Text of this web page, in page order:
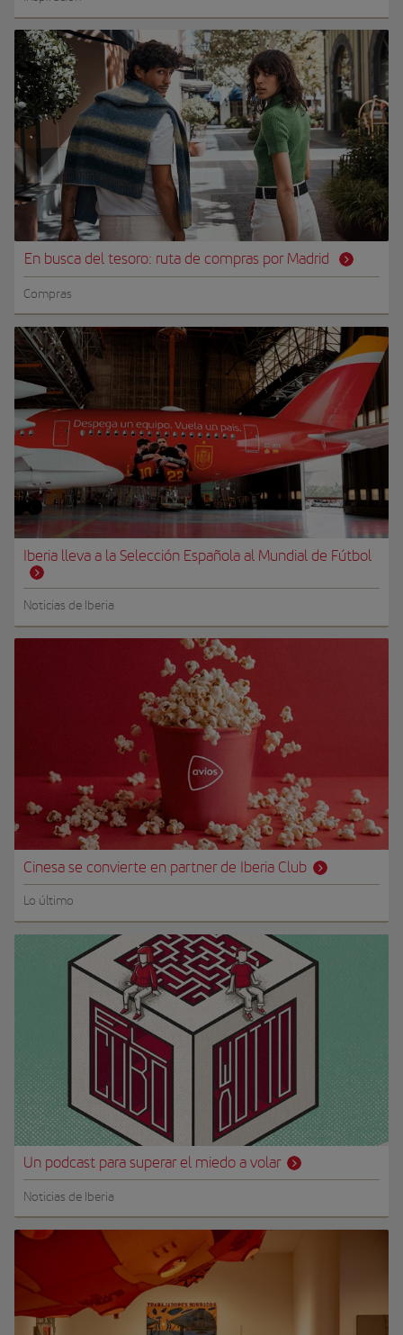
En busca del tesoro: ruta de compras por Madrid
Compras
Iberia lleva a la Selección Española al Mundial de Fútbol
Noticias de Iberia
Cinesa se convierte en partner de Iberia Club
Lo último
Un podcast para superar el miedo a volar
Noticias de Iberia